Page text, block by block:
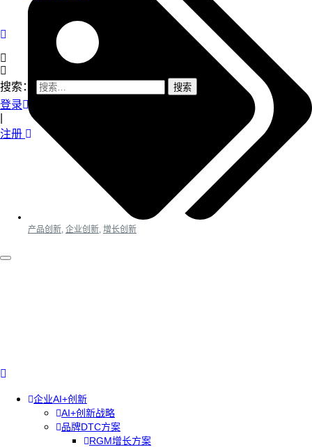
搜索：
登录
注册
企业AI+创新
AI+创新战略
品牌DTC方案
RGM增长方案
产品创新 企业创新 增长创新